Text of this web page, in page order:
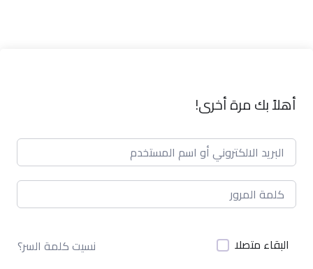
أهلاً بك مرة أخرى!
البقاء متصلا نسيت كلمة السر؟